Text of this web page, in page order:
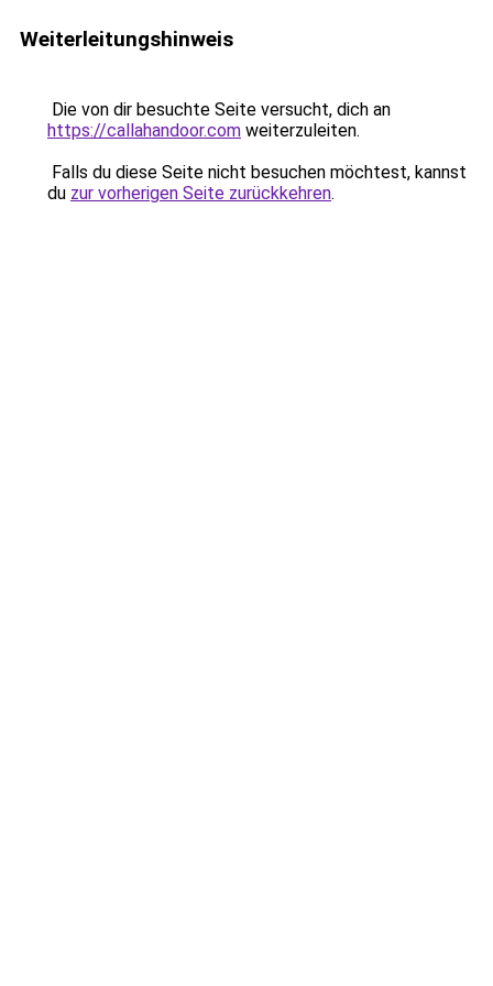
Weiterleitungshinweis
Die von dir besuchte Seite versucht, dich an
https://callahandoor.com weiterzuleiten.
Falls du diese Seite nicht besuchen möchtest, kannst
du zur vorherigen Seite zurückkehren.